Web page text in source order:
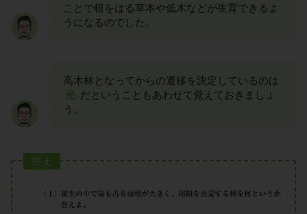
ことで根をはる草本や低木などが生育できるよ
うになるのでした。
高木林となってからの遷移を決定しているのは
光 だということもあわせて覚えておきましょ
う。
答え